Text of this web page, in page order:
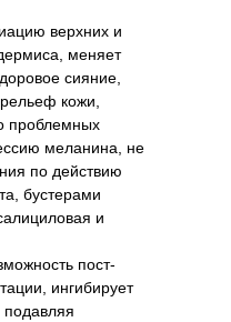
верхних и
меняет
сияние,
кожи,
проблемных
меланина, не
по действию
бустерами
и
пост-
ингибирует
подавляя